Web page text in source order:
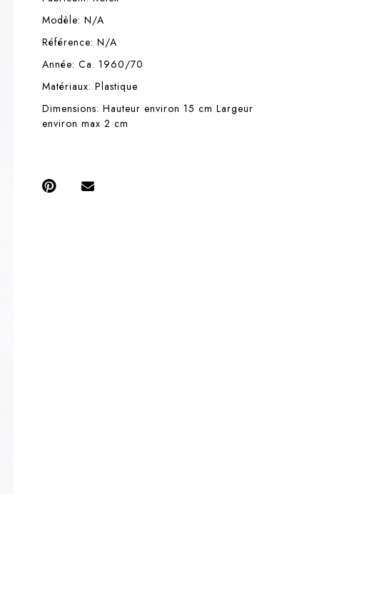
Modèle: N/A
Référence: N/A
Année: Ca. 1960/70
Matériaux: Plastique
Dimensions: Hauteur environ 15 cm Largeur
environ max 2 cm